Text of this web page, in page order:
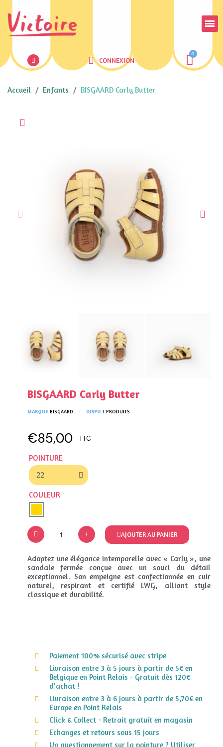
CONNEXION
Accueil Enfants BISGAARD Carly Butter
BISGAARD Carly Butter
MARQUE BISGAARD DISPO 1 PRODUITS
€85,00 TTC
POINTURE
COULEUR
AJOUTER AU PANIER
Adoptez une élégance intemporelle avec « Carly », une
sandale fermée conçue avec un souci du détail
exceptionnel. Son empeigne est confectionnée en cuir
naturel, respirant et certifié LWG, alliant style
classique et durabilité.
Paiement 100% sécurisé avec stripe
Livraison entre 3 à 5 jours à partir de 5€ en
Belgique en Point Relais - Gratuit dès 120€
d'achat !
Livraison entre 3 à 6 jours à partir de 5,70€ en
Europe en Point Relais
Click & Collect - Retrait gratuit en magasin
Echanges et retours sous 15 jours
Un questionnement sur la pointure ? Utiliser